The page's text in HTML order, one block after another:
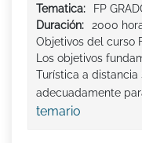
Tematica:
FP
Duración:
2000
Objetivos del curso
Los objetivos
Turística a
adecuadamente
temario